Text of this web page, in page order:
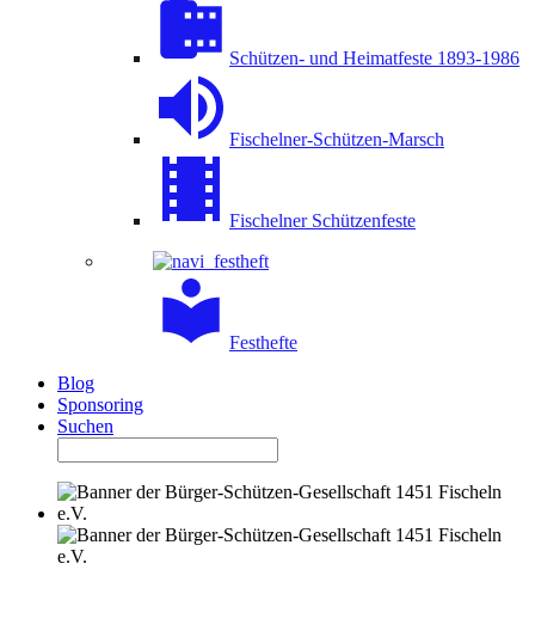
Schützen- und Heimatfeste 1893-1986
Fischelner-Schützen-Marsch
Fischelner Schützenfeste
Festhefte
Blog
Sponsoring
Suchen